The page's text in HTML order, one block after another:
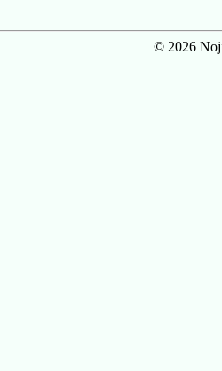
© 2026